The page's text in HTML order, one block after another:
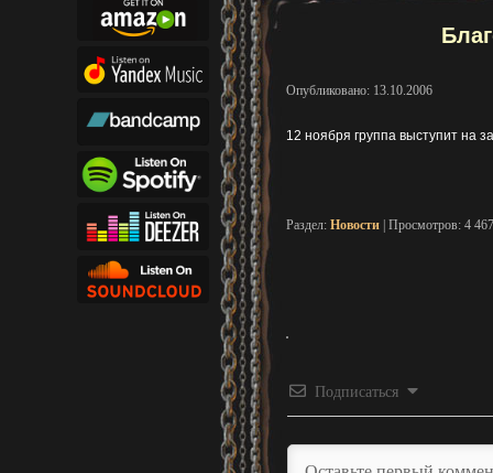
Опубликовано: 13.10.2006
12 ноября группа выступит на
Раздел: Новости | Просмотров: 4 467
Подписаться